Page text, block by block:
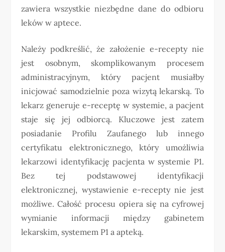
zawiera wszystkie niezbędne dane do odbioru
leków w aptece.
Należy podkreślić, że założenie e-recepty nie
jest osobnym, skomplikowanym procesem
administracyjnym, który pacjent musiałby
inicjować samodzielnie poza wizytą lekarską. To
lekarz generuje e-receptę w systemie, a pacjent
staje się jej odbiorcą. Kluczowe jest zatem
posiadanie Profilu Zaufanego lub innego
certyfikatu elektronicznego, który umożliwia
lekarzowi identyfikację pacjenta w systemie P1.
Bez tej podstawowej identyfikacji
elektronicznej, wystawienie e-recepty nie jest
możliwe. Całość procesu opiera się na cyfrowej
wymianie informacji między gabinetem
lekarskim, systemem P1 a apteką.